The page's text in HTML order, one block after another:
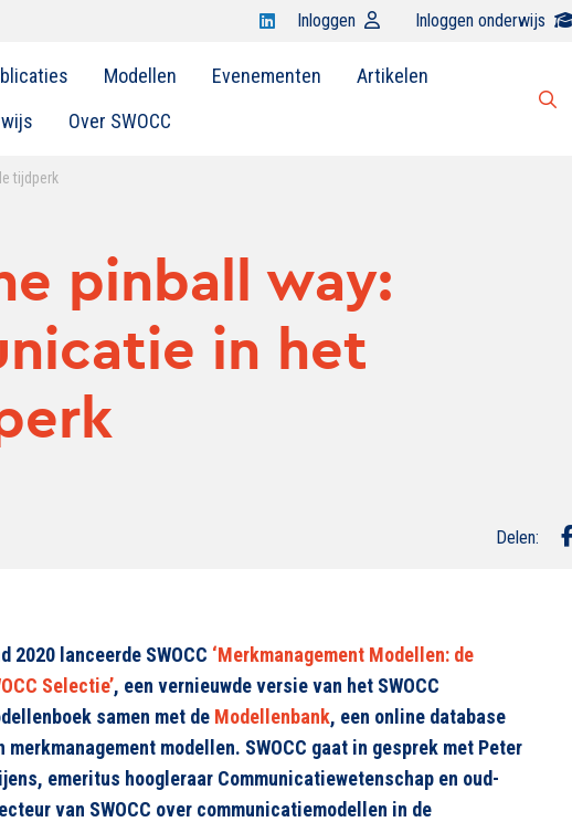
Open
op
Inloggen Inloggen onderwijs
Open
Modellen Evenementen
Artikelen
Over SWOCC
tijdperk
pinball way:
in het
Delen:
2020 lanceerde SWOCC ‘Merkmanagement Modellen: de
Selectie’, een vernieuwde versie van het SWOCC
samen met de Modellenbank, een online database
merkmanagement modellen. SWOCC gaat in gesprek met Peter
emeritus hoogleraar Communicatiewetenschap en oud-
van SWOCC over communicatiemodellen in de